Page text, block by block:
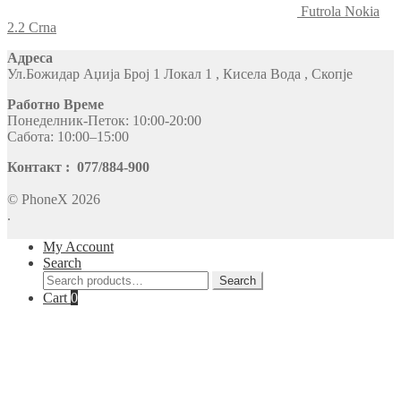
Futrola Nokia
2.2 Crna
Адреса
Ул.Божидар Аџија Број 1 Локал 1 , Кисела Вода , Скопје
Работно Време
Понеделник-Петок: 10:00-20:00
Сабота: 10:00–15:00
Контакт : 077/884-900
© PhoneX 2026
.
My Account
Search
Search
for:
Search
Cart 0